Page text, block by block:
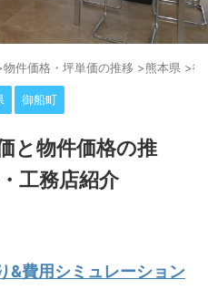
物件価格・坪単価の推移 >熊本県 >御
御船町
と物件価格の推
工務店紹介
&費用シミュレーション